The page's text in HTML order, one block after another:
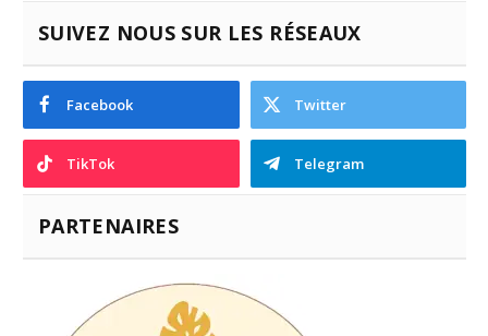
SUIVEZ NOUS SUR LES RÉSEAUX
Facebook Twitter
TikTok Telegram
PARTENAIRES